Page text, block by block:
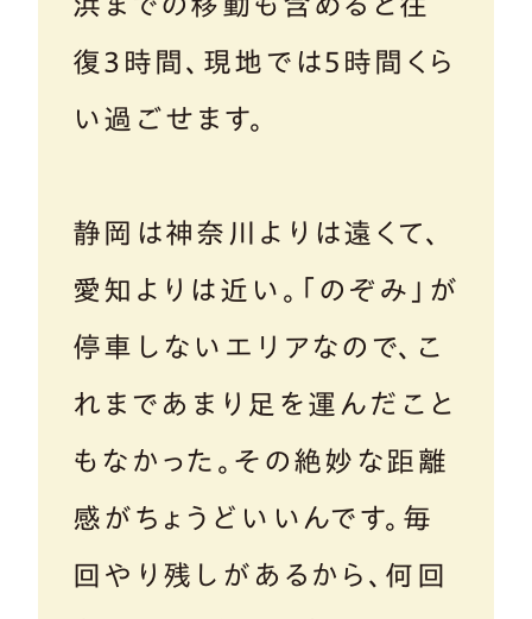
復3時間、現地では5時間くら
い過ごせます。
静岡は神奈川よりは遠くて、
愛知よりは近い。「のぞみ」が
停車しないエリアなので、こ
れまであまり足を運んだこと
もなかった。その絶妙な距離
感がちょうどいいんです。毎
回やり残しがあるから、何回